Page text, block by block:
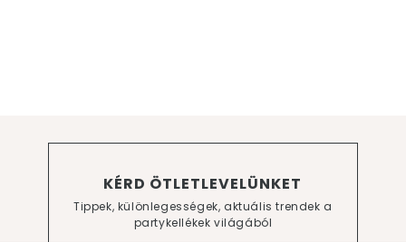
KÉRD ÖTLETLEVELÜNKET
Tippek, különlegességek, aktuális trendek a
partykellékek világából